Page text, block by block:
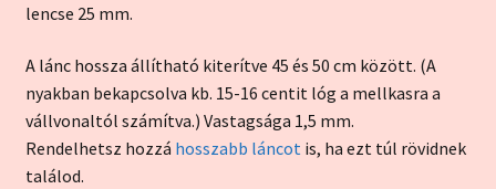
lencse 25 mm.
A lánc hossza állítható kiterítve 45 és 50 cm között. (A
nyakban bekapcsolva kb. 15-16 centit lóg a mellkasra a
vállvonaltól számítva.) Vastagsága 1,5 mm.
Rendelhetsz hozzá hosszabb láncotis, ha ezt túl rövidnek
találod.